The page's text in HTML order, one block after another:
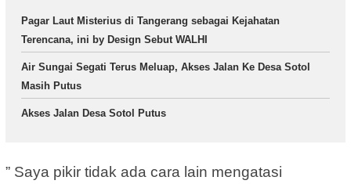
Pagar Laut Misterius di Tangerang sebagai Kejahatan
Terencana, ini by Design Sebut WALHI
Air Sungai Segati Terus Meluap, Akses Jalan Ke Desa Sotol
Masih Putus
Akses Jalan Desa Sotol Putus
” Saya pikir tidak ada cara lain mengatasi